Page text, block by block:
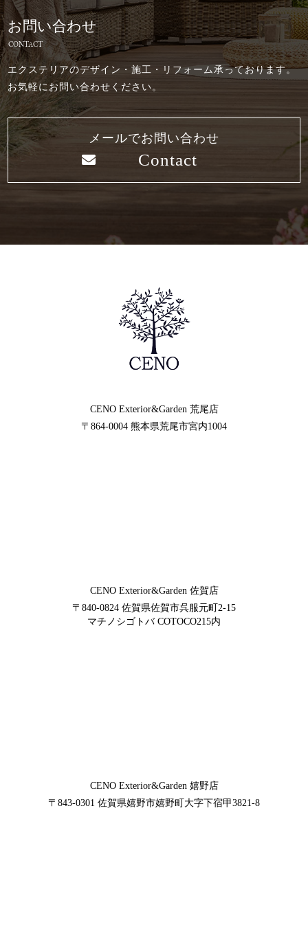
お問い合わせ
CONTACT
エクステリアのデザイン・施工・リフォーム承っております。
お気軽にお問い合わせください。
メールでお問い合わせ
Contact
CENO Exterior&Garden荒尾店
〒864-0004 熊本県荒尾市宮内1004
CENO Exterior&Garden佐賀店
〒840-0824 佐賀県佐賀市呉服元町2-15
マチノシゴトバ COTOCO215内
CENO Exterior&Garden嬉野店
〒843-0301 佐賀県嬉野市嬉野町大字下宿甲3821-8